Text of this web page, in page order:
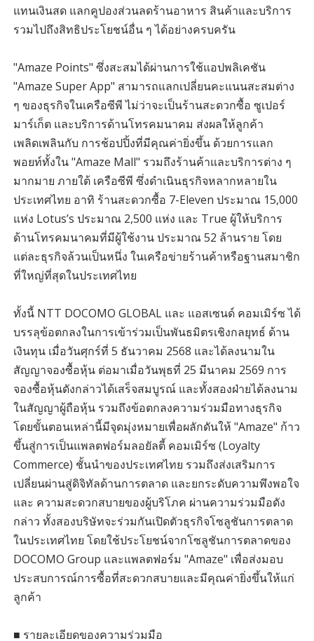
แทนเงินสด แลกคูปองส่วนลดร้านอาหาร สินค้าและบริการ
รวมไปถึงสิทธิประโยชน์อื่น ๆ ได้อย่างครบครัน
"Amaze Points" ซึ่งสะสมได้ผ่านการใช้แอปพลิเคชัน
"Amaze Super App" สามารถแลกเปลี่ยนคะแนนสะสมต่าง
ๆ ของธุรกิจในเครือซีพี ไม่ว่าจะเป็นร้านสะดวกซื้อ ซูเปอร์
มาร์เก็ต และบริการด้านโทรคมนาคม ส่งผลให้ลูกค้า
เพลิดเพลินกับ การช้อปปิ้งที่มีคุณค่ายิ่งขึ้น ด้วยการแลก
พอยท์ทั้งใน "Amaze Mall" รวมถึงร้านค้าและบริการต่าง ๆ
มากมาย ภายใต้ เครือซีพี ซึ่งดำเนินธุรกิจหลากหลายใน
ประเทศไทย อาทิ ร้านสะดวกซื้อ 7-Eleven ประมาณ 15,000
แห่ง Lotus’s ประมาณ 2,500 แห่ง และ True ผู้ให้บริการ
ด้านโทรคมนาคมที่มีผู้ใช้งาน ประมาณ 52 ล้านราย โดย
แต่ละธุรกิจล้วนเป็นหนึ่ง ในเครือข่ายร้านค้าหรือฐานสมาชิก
ที่ใหญ่ที่สุดในประเทศไทย
ทั้งนี้ NTT DOCOMO GLOBAL และ แอสเซนด์ คอมเมิร์ซ ได้
บรรลุข้อตกลงในการเข้าร่วมเป็นพันธมิตรเชิงกลยุทธ์ ด้าน
เงินทุน เมื่อวันศุกร์ที่ 5 ธันวาคม 2568 และได้ลงนามใน
สัญญาจองซื้อหุ้น ต่อมาเมื่อวันพุธที่ 25 มีนาคม 2569 การ
จองซื้อหุ้นดังกล่าวได้เสร็จสมบูรณ์ และทั้งสองฝ่ายได้ลงนาม
ในสัญญาผู้ถือหุ้น รวมถึงข้อตกลงความร่วมมือทางธุรกิจ
โดยขั้นตอนเหล่านี้มีจุดมุ่งหมายเพื่อผลักดันให้ "Amaze" ก้าว
ขึ้นสู่การเป็นแพลตฟอร์มลอยัลตี้ คอมเมิร์ซ (Loyalty
Commerce) ชั้นนำของประเทศไทย รวมถึงส่งเสริมการ
เปลี่ยนผ่านสู่ดิจิทัลด้านการตลาด และยกระดับความพึงพอใจ
และ ความสะดวกสบายของผู้บริโภค ผ่านความร่วมมือดัง
กล่าว ทั้งสองบริษัทจะร่วมกันเปิดตัวธุรกิจโซลูชันการตลาด
ในประเทศไทย โดยใช้ประโยชน์จากโซลูชันการตลาดของ
DOCOMO Group และแพลตฟอร์ม "Amaze" เพื่อส่งมอบ
ประสบการณ์การซื้อที่สะดวกสบายและมีคุณค่ายิ่งขึ้นให้แก่
ลูกค้า
■ รายละเอียดของความร่วมมือ